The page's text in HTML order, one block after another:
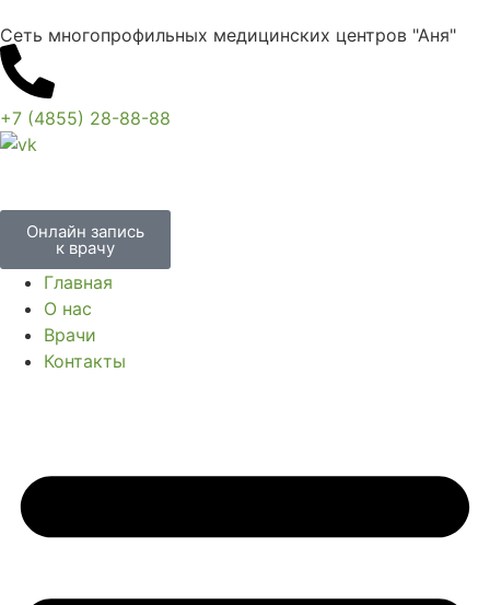
Сеть многопрофильных медицинских центров "Аня"
+7 (4855) 28-88-88
Онлайн запись
к врачу
Главная
О нас
Врачи
Контакты